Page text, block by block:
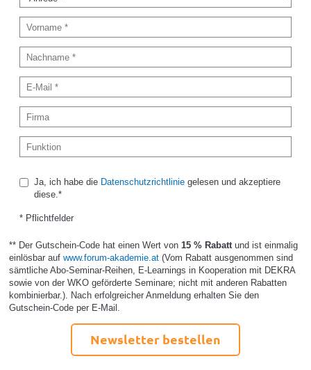
Ja, ich habe die Datenschutzrichtliniegelesen und akzeptiere
diese.*
* Pflichtfelder
** Der Gutschein-Code hat einen Wert von 15 % Rabatt und ist einmalig
einlösbar auf www.forum-akademie.at(Vom Rabatt ausgenommen sind
sämtliche Abo-Seminar-Reihen, E-Learnings in Kooperation mit DEKRA
sowie von der WKO geförderte Seminare; nicht mit anderen Rabatten
kombinierbar.). Nach erfolgreicher Anmeldung erhalten Sie den
Gutschein-Code per E-Mail.
Newsletter bestellen